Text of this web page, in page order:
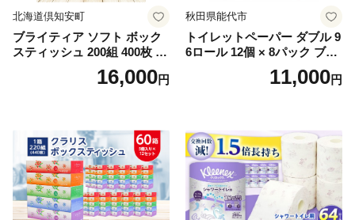
北海道倶知安町
ブライティア ソフト ボック
スティッシュ 200組 400枚 60
箱 日本製 まとめ買い ティッ
シュ リサイクル 長持 防災 常
倶知安町 日用品
16,000円
秋田県能代市
トイレットペーパー ダブル 9
6ロール 12個 × 8パック ブラ
ンカ 再生紙 100％ 芯あり 日
用品 消耗品 無香料 生活用品
11,000円